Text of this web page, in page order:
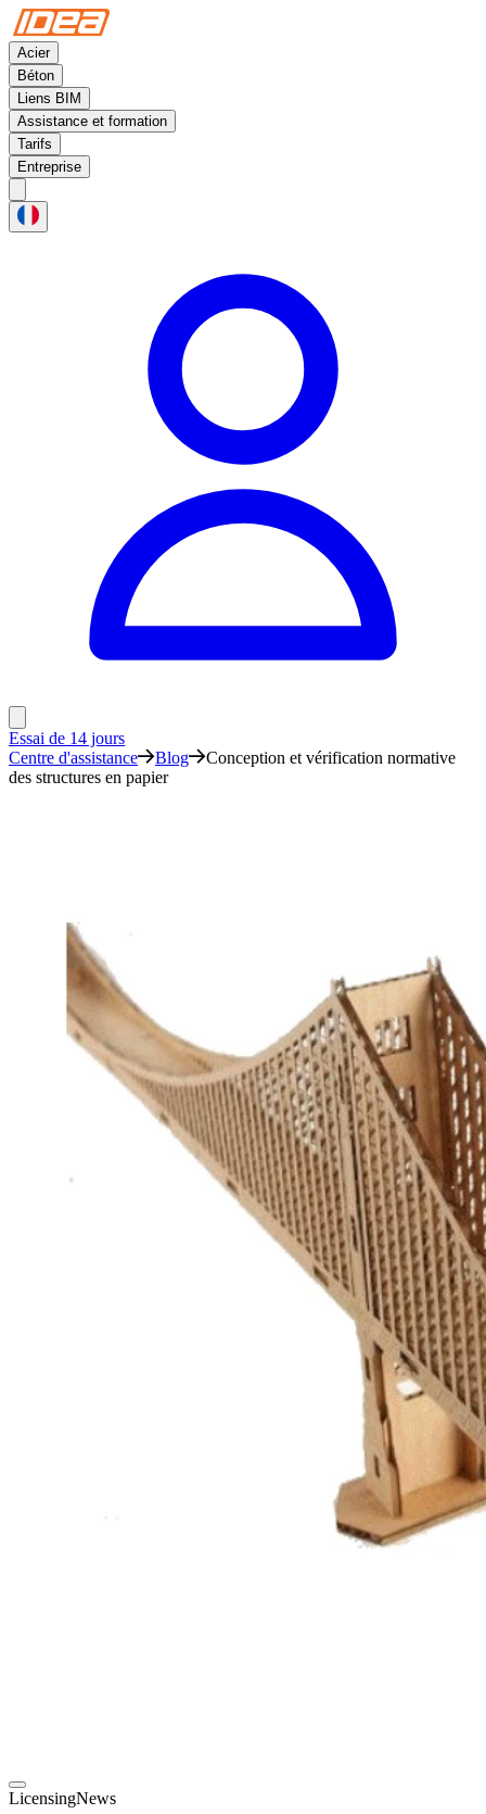
Acier
Béton
Liens BIM
Assistance et formation
Tarifs
Entreprise
Essai de 14 jours
Centre d'assistance
Blog
Conception et vérification normative
des structures en papier
LicensingNews